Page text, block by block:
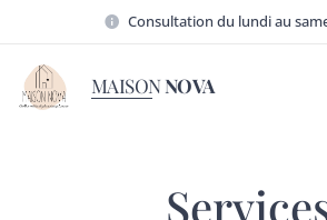
Consultation du lundi au
MAISON NOVA